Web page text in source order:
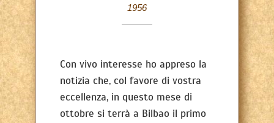
1956
Con vivo interesse ho appreso la
notizia che, col favore di vostra
eccellenza, in questo mese di
ottobre si terrà a Bilbao il primo